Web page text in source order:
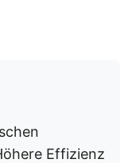
Effizienz